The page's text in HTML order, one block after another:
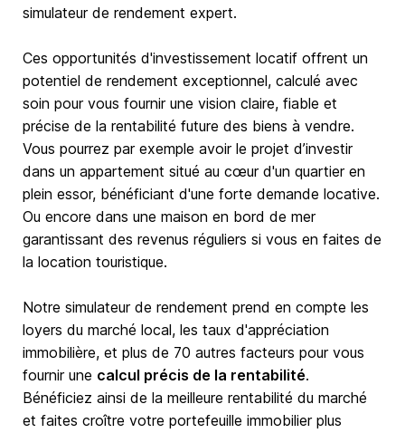
simulateur de rendement expert.
Ces opportunités d'investissement locatif offrent un
potentiel de rendement exceptionnel, calculé avec
soin pour vous fournir une vision claire, fiable et
précise de la rentabilité future des biens à vendre.
Vous pourrez par exemple avoir le projet d’investir
dans un appartement situé au cœur d'un quartier en
plein essor, bénéficiant d'une forte demande locative.
Ou encore dans une maison en bord de mer
garantissant des revenus réguliers si vous en faites de
la location touristique.
Notre simulateur de rendement prend en compte les
loyers du marché local, les taux d'appréciation
immobilière, et plus de 70 autres facteurs pour vous
fournir une calcul précis de la rentabilité.
Bénéficiez ainsi de la meilleure rentabilité du marché
et faites croître votre portefeuille immobilier plus